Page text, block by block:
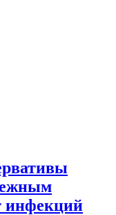
инфекций